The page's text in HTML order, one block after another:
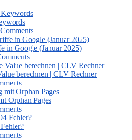
in Google (Januar 2025)
berechnen | CLV Rechner
Orphan Pages